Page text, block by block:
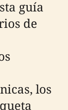
guía
de
los